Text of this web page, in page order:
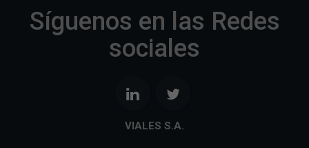
Síguenos en las Redes
sociales
VIALES S.A.